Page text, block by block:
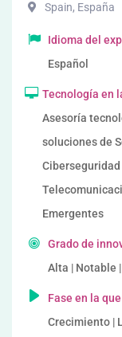
Spain, España
Idioma del
Español
Tecnología en
Asesoría
soluciones de
Ciberseguridad
Emergentes
Grado de
Alta | Notable
Fase en la
Crecimiento |